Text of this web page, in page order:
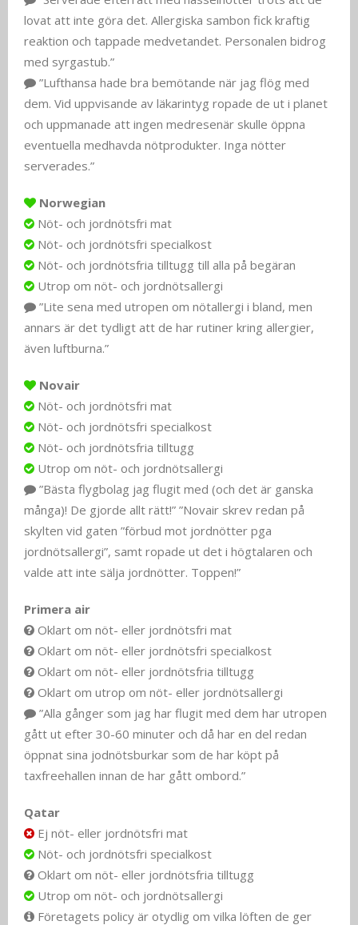
lovat att inte göra det. Allergiska sambon fick kraftig
reaktion och tappade medvetandet. Personalen bidrog
med syrgastub.”
”Lufthansa hade bra bemötande när jag flög med
dem. Vid uppvisande av läkarintyg ropade de ut i planet
och uppmanade att ingen medresenär skulle öppna
eventuella medhavda nötprodukter. Inga nötter
serverades.”
Norwegian
Nöt- och jordnötsfri mat
Nöt- och jordnötsfri specialkost
Nöt- och jordnötsfria tilltugg till alla på begäran
Utrop om nöt- och jordnötsallergi
”Lite sena med utropen om nötallergi i bland, men
annars är det tydligt att de har rutiner kring allergier,
även luftburna.”
Novair
Nöt- och jordnötsfri mat
Nöt- och jordnötsfri specialkost
Nöt- och jordnötsfria tilltugg
Utrop om nöt- och jordnötsallergi
”Bästa flygbolag jag flugit med (och det är ganska
många)! De gjorde allt rätt!” ”Novair skrev redan på
skylten vid gaten ”förbud mot jordnötter pga
jordnötsallergi”, samt ropade ut det i högtalaren och
valde att inte sälja jordnötter. Toppen!”
Primera air
Oklart om nöt- eller jordnötsfri mat
Oklart om nöt- eller jordnötsfri specialkost
Oklart om nöt- eller jordnötsfria tilltugg
Oklart om utrop om nöt- eller jordnötsallergi
”Alla gånger som jag har flugit med dem har utropen
gått ut efter 30-60 minuter och då har en del redan
öppnat sina jodnötsburkar som de har köpt på
taxfreehallen innan de har gått ombord.”
Qatar
Ej nöt- eller jordnötsfri mat
Nöt- och jordnötsfri specialkost
Oklart om nöt- eller jordnötsfria tilltugg
Utrop om nöt- och jordnötsallergi
Företagets policy är otydlig om vilka löften de ger